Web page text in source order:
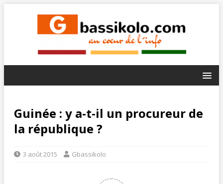
Guinée : y a-t-il un procureur de
la république ?
3 août 2015 Gbassikolo